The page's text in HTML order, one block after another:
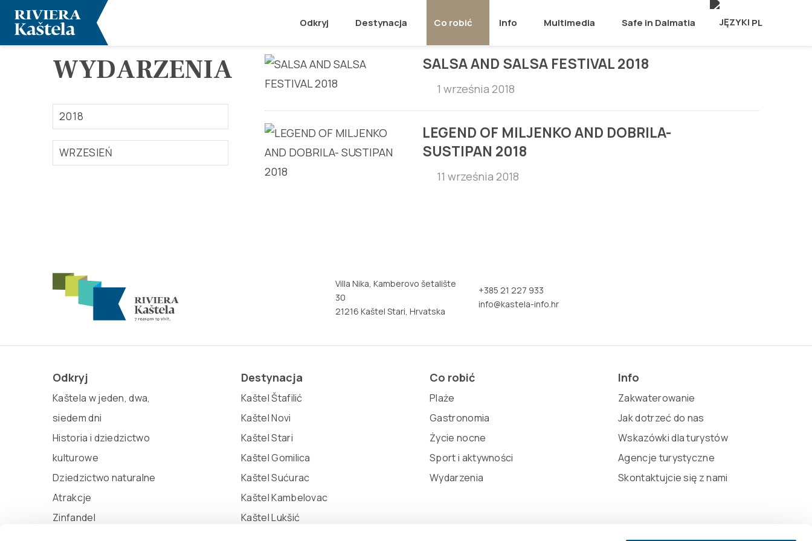
Odkryj Destynacja Co robić Info Multimedia Safe in Dalmatia PL
WYDARZENIA
2018
WRZESIEŃ
SALSA AND SALSA FESTIVAL 2018
1 września 2018
LEGEND OF MILJENKO AND DOBRILA-
SUSTIPAN 2018
11 września 2018
Villa Nika, Kamberovo šetalište
30
21216 Kaštel Stari, Hrvatska
+385 21 227 933
info@kastela-info.hr
Odkryj
Kaštela w jeden, dwa,
siedem dni
Historia i dziedzictwo
kulturowe
Dziedzictwo naturalne
Atrakcje
Zinfandel
Destynacja
Kaštel Štafilić
Kaštel Novi
Kaštel Stari
Kaštel Gomilica
Kaštel Sućurac
Kaštel Kambelovac
Kaštel Lukšić
Co robić
Plaże
Gastronomia
Życie nocne
Sport i aktywności
Wydarzenia
Info
Zakwaterowanie
Jak dotrzeć do nas
Wskazówki dla turystów
Agencje turystyczne
Skontaktujcie się z nami